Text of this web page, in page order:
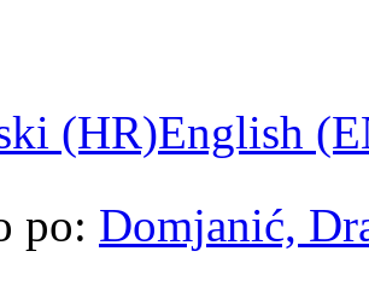
(HR)English
po: Domjanić,